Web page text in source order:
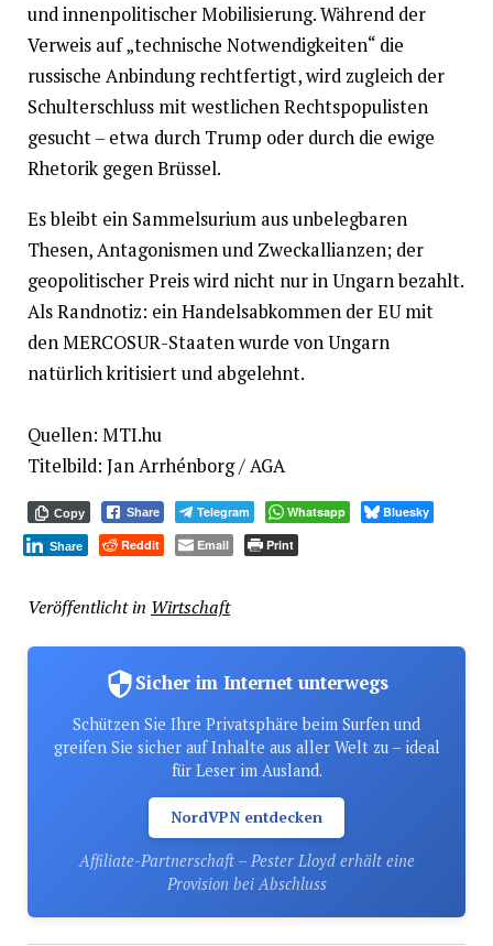
und innenpolitischer Mobilisierung. Während der
Verweis auf „technische Notwendigkeiten“ die
russische Anbindung rechtfertigt, wird zugleich der
Schulterschluss mit westlichen Rechtspopulisten
gesucht – etwa durch Trump oder durch die ewige
Rhetorik gegen Brüssel.
Es bleibt ein Sammelsurium aus unbelegbaren
Thesen, Antagonismen und Zweckallianzen; der
geopolitischer Preis wird nicht nur in Ungarn bezahlt.
Als Randnotiz: ein Handelsabkommen der EU mit
den MERCOSUR-Staaten wurde von Ungarn
natürlich kritisiert und abgelehnt.
Quellen: MTI.hu
Titelbild: Jan Arrhénborg / AGA
Copy Share Telegram Whatsapp Bluesky
Share Reddit Email Print
Veröffentlicht in Wirtschaft
Sicher im Internet unterwegs
Schützen Sie Ihre Privatsphäre beim Surfen und
greifen Sie sicher auf Inhalte aus aller Welt zu – ideal
für Leser im Ausland.
NordVPN entdecken
Affiliate-Partnerschaft – Pester Lloyd erhält eine
Provision bei Abschluss